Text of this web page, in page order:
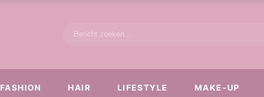
FASHION HAIR LIFESTYLE MAKE-UP